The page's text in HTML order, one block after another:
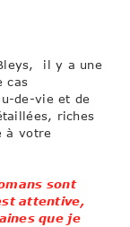
il y a une
cas
de-vie et de
riches
à votre
sont
attentive,
que je